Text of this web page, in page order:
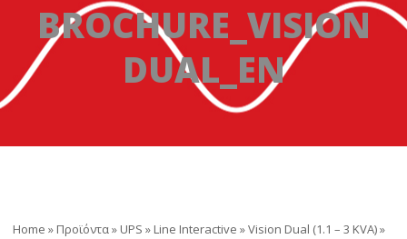
BROCHURE_VISION
DUAL_EN
Home » Προϊόντα» UPS » Line Interactive »Vision Dual (1.1 – 3 KVA)»